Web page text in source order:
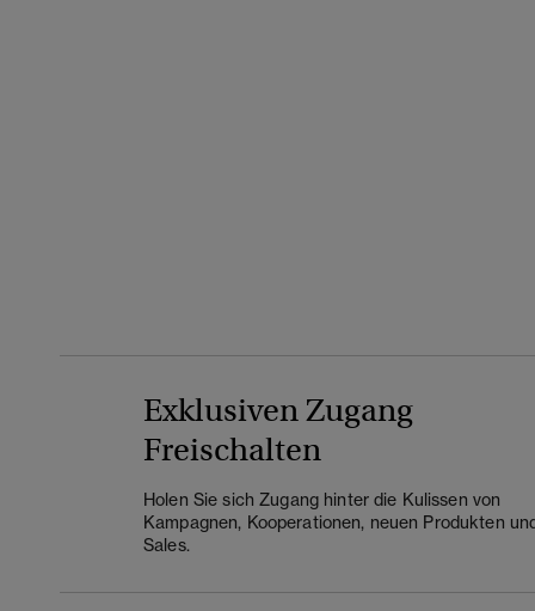
Exklusiven Zugang
Freischalten
Holen Sie sich Zugang hinter die Kulissen von
Kampagnen, Kooperationen, neuen Produkten
Sales.